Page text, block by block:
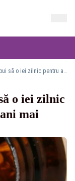
Vitamina pe care ar trebui să o iei zilnic pentru a arăta cu până la 3 ani mai tânără, potrivit unui studiu
o iei zilnic
mai